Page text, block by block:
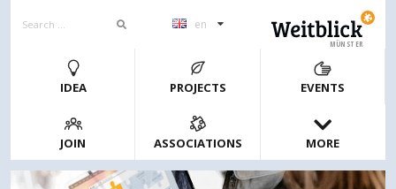
en
MÜNSTER
IDEA PROJECTS EVENTS
JOIN ASSOCIATIONS MORE